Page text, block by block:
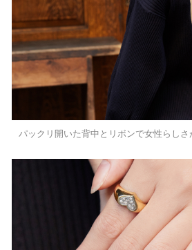
パックリ開いた背中とリボンで女性らしさ